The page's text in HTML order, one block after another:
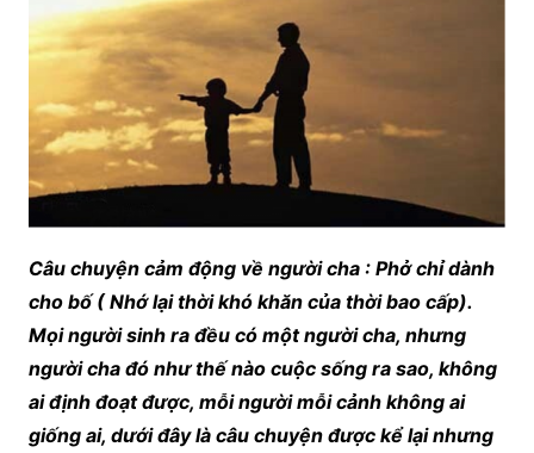
Câu chuyện cảm động về người cha : Phở chỉ dành
cho bố ( Nhớ lại thời khó khăn của thời bao cấp).
Mọi người sinh ra đều có một người cha, nhưng
người cha đó như thế nào cuộc sống ra sao, không
ai định đoạt được, mỗi người mỗi cảnh không ai
giống ai, dưới đây là câu chuyện được kể lại nhưng